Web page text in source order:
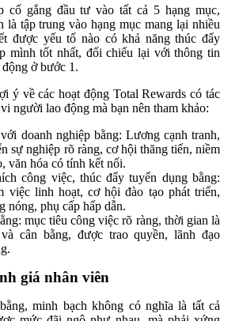
cố gắng đầu tư vào tất cả 5 hạng mục,
là tập trung vào hạng mục mang lại nhiều
được yếu tố nào có khả năng thúc đẩy
mình tốt nhất, đối chiếu lại với thông tin
ở bước 1.
ý về các hoạt động Total Rewards có tác
người lao động mà bạn nên tham khảo:
doanh nghiệp bằng: Lương cạnh tranh,
sự nghiệp rõ ràng, cơ hội thăng tiến, niềm
văn hóa có tính kết nối.
công việc, thúc đẩy tuyển dụng bằng:
việc linh hoạt, cơ hội đào tạo phát triển,
nóng, phụ cấp hấp dẫn.
mục tiêu công việc rõ ràng, thời gian là
cân bằng, được trao quyền, lãnh đạo
giá nhân viên
minh bạch không có nghĩa là tất cả